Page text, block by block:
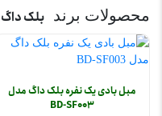
محصولات برند بلک داگ | Black Dog
مبل بادی یک نفره بلک داگ مدل
BD-SF003